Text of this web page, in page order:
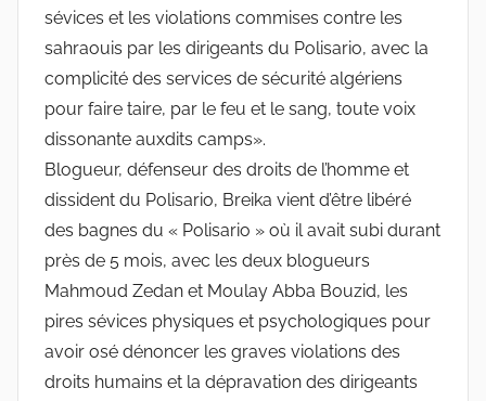
sévices et les violations commises contre les
sahraouis par les dirigeants du Polisario, avec la
complicité des services de sécurité algériens
pour faire taire, par le feu et le sang, toute voix
dissonante auxdits camps».
Blogueur, défenseur des droits de l’homme et
dissident du Polisario, Breika vient d’être libéré
des bagnes du « Polisario » où il avait subi durant
près de 5 mois, avec les deux blogueurs
Mahmoud Zedan et Moulay Abba Bouzid, les
pires sévices physiques et psychologiques pour
avoir osé dénoncer les graves violations des
droits humains et la dépravation des dirigeants